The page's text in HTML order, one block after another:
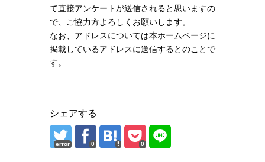
て直接アンケートが送信されると思いますの
で、ご協力方よろしくお願いします。
なお、アドレスについては本ホームページに
掲載しているアドレスに送信するとのことで
す。
シェアする
error 0 0